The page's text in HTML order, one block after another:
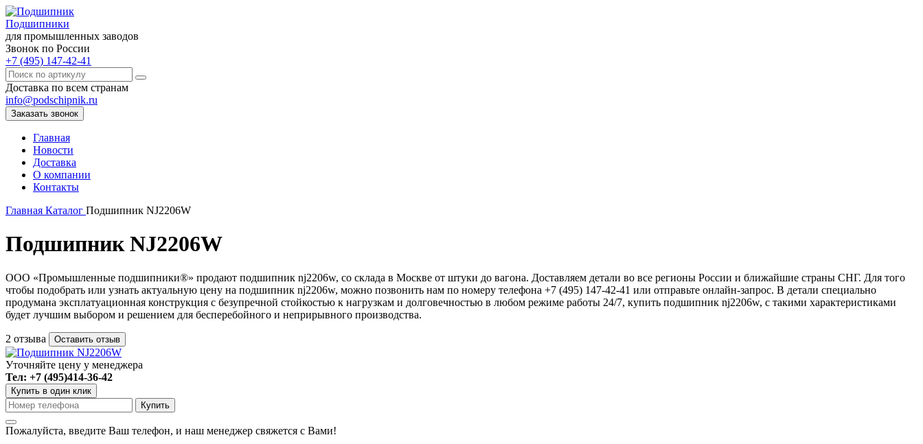
Подшипники
для промышленных заводов
Звонок по России
+7 (495) 147-42-41
Доставка по всем странам
info@podschipnik.ru
Заказать звонок
Главная
Новости
Доставка
О компании
Контакты
Главная Каталог Подшипник NJ2206W
Подшипник NJ2206W
ООО «Промышленные подшипники®» продают подшипник nj2206w, со склада в Москве от штуки до вагона. Доставляем детали во все регионы России и ближайшие страны СНГ. Для того
чтобы подобрать или узнать актуальную цену на подшипник nj2206w, можно позвонить нам по номеру телефона +7 (495) 147-42-41 или отправьте онлайн-запрос. В детали специально
продумана эксплатуационная конструкция с безупречной стойкостью к нагрузкам и долговечностью в любом режиме работы 24/7, купить подшипник nj2206w, с такими характеристиками
будет лучшим выбором и решением для бесперебойного и неприрывного производства.
2 отзыва Оставить отзыв
Уточняйте цену у менеджера
Тел: +7 (495)414-36-42
Купить в один клик
Пожалуйста, введите Ваш телефон, и наш менеджер свяжется с Вами!